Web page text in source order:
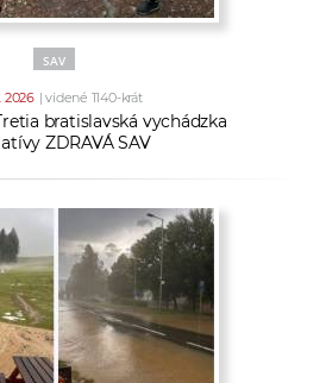
SAV
2026 | videné 1140-krát
bratislavská vychádzka
ZDRAVÁ SAV